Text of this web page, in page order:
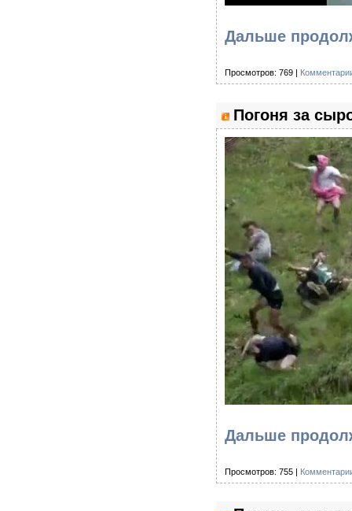
Дальше
Просмотров: 769 |
Погоня за
Дальше
Просмотров: 755 |